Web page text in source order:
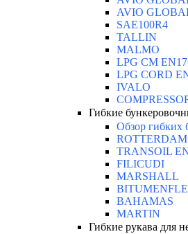
AVIO
SAE100R4
TALLIN
MALMO
LPG CM
LPG CORD
IVALO
Гибкие
Обзор гибких
ROTTERDAM
TRANSOIL
FILICUDI
MARSHALL
BAHAMAS
MARTIN
Гибкие рукава для